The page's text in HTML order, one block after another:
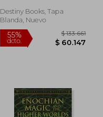
Destiny Books, Tapa
Blanda, Nuevo